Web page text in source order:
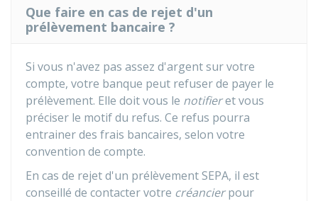
Que faire en cas de rejet d'un
prélèvement bancaire ?
Si vous n'avez pas assez d'argent sur votre
compte, votre banque peut refuser de payer le
prélèvement. Elle doit vous le notifieret vous
préciser le motif du refus. Ce refus pourra
entrainer des frais bancaires, selon votre
convention de compte.
En cas de rejet d'un prélèvement SEPA, il est
conseillé de contacter votre créancierpour